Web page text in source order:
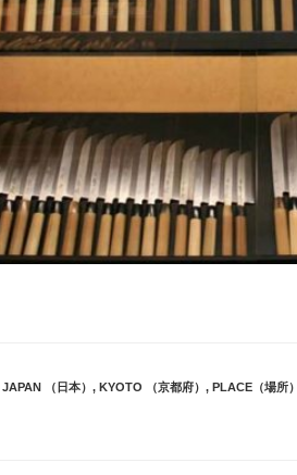
JAPAN （日本） , KYOTO （京都府） , PLACE（場所）